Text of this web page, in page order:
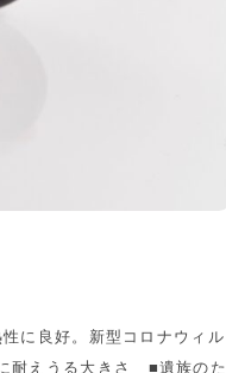
に良好。新型コロナウィル
耐えうる大きさ ■遺族のた